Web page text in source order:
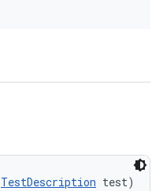
TestDescription test)